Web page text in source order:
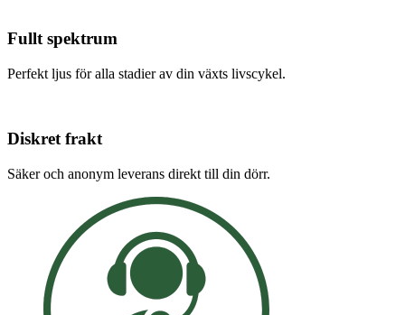
Fullt spektrum
Perfekt ljus för alla stadier av din växts livscykel.
Diskret frakt
Säker och anonym leverans direkt till din dörr.